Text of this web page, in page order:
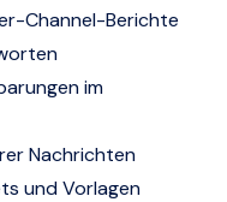
Channel-Berichte
im
Nachrichten
und Vorlagen